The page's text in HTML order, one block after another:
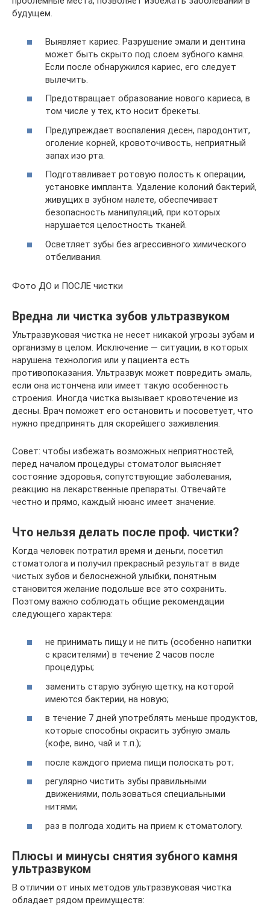
будущем.
Выявляет кариес. Разрушение эмали и дентина
может быть скрыто под слоем зубного камня.
Если после обнаружился кариес, его следует
вылечить.
Предотвращает образование нового кариеса, в
том числе у тех, кто носит брекеты.
Предупреждает воспаления десен, пародонтит,
оголение корней, кровоточивость, неприятный
запах изо рта.
Подготавливает ротовую полость к операции,
установке импланта. Удаление колоний бактерий,
живущих в зубном налете, обеспечивает
безопасность манипуляций, при которых
нарушается целостность тканей.
Осветляет зубы без агрессивного химического
отбеливания.
Фото ДО и ПОСЛЕ чистки
Вредна ли чистка зубов ультразвуком
Ультразвуковая чистка не несет никакой угрозы зубам и
организму в целом. Исключение — ситуации, в которых
нарушена технология или у пациента есть
противопоказания. Ультразвук может повредить эмаль,
если она истончена или имеет такую особенность
строения. Иногда чистка вызывает кровотечение из
десны. Врач поможет его остановить и посоветует, что
нужно предпринять для скорейшего заживления.
Совет: чтобы избежать возможных неприятностей,
перед началом процедуры стоматолог выясняет
состояние здоровья, сопутствующие заболевания,
реакцию на лекарственные препараты. Отвечайте
честно и прямо, каждый нюанс имеет значение.
Что нельзя делать после проф. чистки?
Когда человек потратил время и деньги, посетил
стоматолога и получил прекрасный результат в виде
чистых зубов и белоснежной улыбки, понятным
становится желание подольше все это сохранить.
Поэтому важно соблюдать общие рекомендации
следующего характера:
не принимать пищу и не пить (особенно напитки
с красителями) в течение 2 часов после
процедуры;
заменить старую зубную щетку, на которой
имеются бактерии, на новую;
в течение 7 дней употреблять меньше продуктов,
которые способны окрасить зубную эмаль
(кофе, вино, чай и т.п.);
после каждого приема пищи полоскать рот;
регулярно чистить зубы правильными
движениями, пользоваться специальными
нитями;
раз в полгода ходить на прием к стоматологу.
Плюсы и минусы снятия зубного камня
ультразвуком
В отличии от иных методов ультразвуковая чистка
обладает рядом преимуществ: